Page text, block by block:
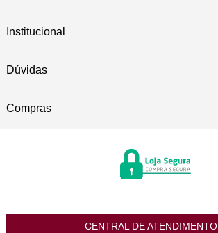
Institucional
Dúvidas
Compras
CENTRAL DE ATENDIMENTO